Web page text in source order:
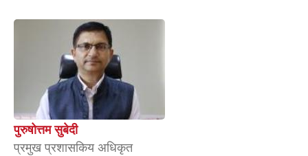
पुरुषोत्तम सुबेदी
प्रमुख प्रशासकिय अधिकृत